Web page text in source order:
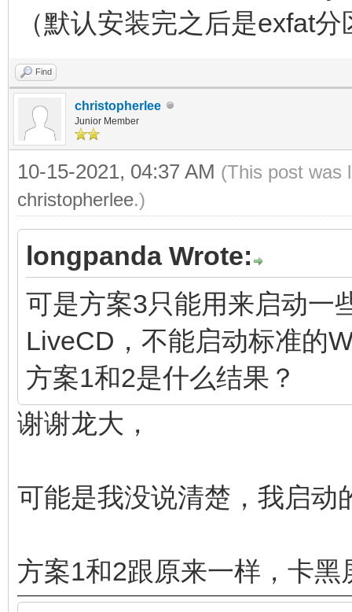
（默认安装完之后是exfat分
Find
christopherlee
Junior Member
10-15-2021, 04:37 AM (This post was
christopherlee.)
longpanda Wrote:
可是方案3只能用来启动一
LiveCD，不能启动标准的
方案1和2是什么结果？
谢谢龙大，
可能是我没说清楚，我启动
方案1和2跟原来一样，卡黑